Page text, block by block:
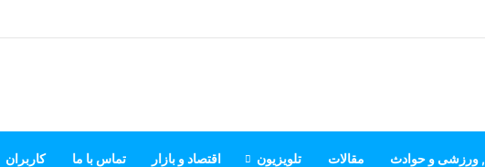
ورزشی و حوادث مقالات تلویزیون اقتصاد و بازار تماس با ما کاربران